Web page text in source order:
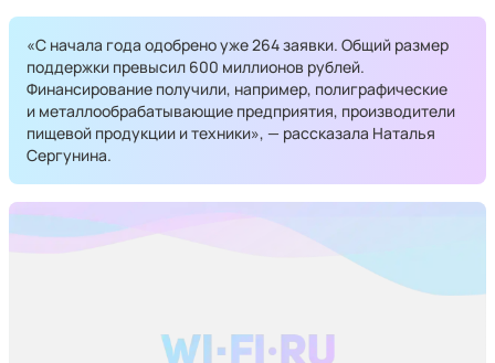
«С начала года одобрено уже 264 заявки. Общий размер
поддержки превысил 600 миллионов рублей.
Финансирование получили, например, полиграфические
и металлообрабатывающие предприятия, производители
пищевой продукции и техники», — рассказала Наталья
Сергунина.